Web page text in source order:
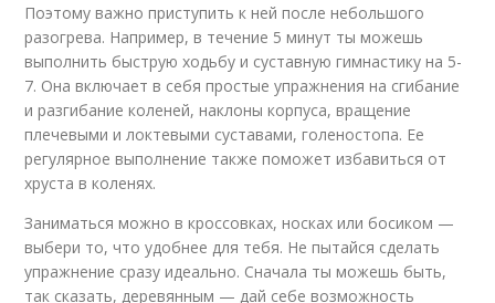
Результат от
растяжки
растяжку
правильной растяжке
Поэтому важно приступить к ней после небольшого
разогрева. Например, в течение 5 минут ты можешь
выполнить быструю ходьбу и суставную гимнастику на 5-
7. Она включает в себя простые упражнения на сгибание
и разгибание коленей, наклоны корпуса, вращение
плечевыми и локтевыми суставами, голеностопа. Ее
регулярное выполнение также поможет избавиться от
хруста в коленях.
Заниматься можно в кроссовках, носках или босиком —
выбери то, что удобнее для тебя. Не пытайся сделать
упражнение сразу идеально. Сначала ты можешь быть,
так сказать, деревянным — дай себе возможность